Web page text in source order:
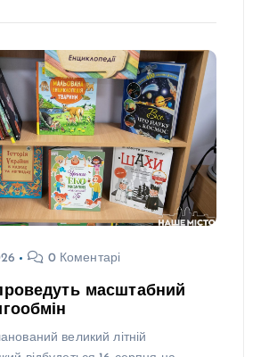
0 Коментарі
масштабний
великий літній